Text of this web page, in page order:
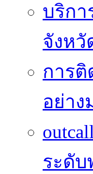
บริก
จังห
การ
อย่าง
ระดับ